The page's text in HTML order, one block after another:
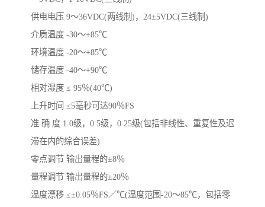
供电电压 9～36VDC(两线制)，24±5VDC(三线制)
介质温度 -30～+85℃
环境温度 -20～+85℃
储存温度 -40～+90℃
相对湿度 ≤ 95％(40℃)
上升时间 ≤5毫秒可达90％FS
准 确 度 1.0级，0.5级，0.25级(包括非线性、重复性及迟
滞在内的综合误差)
零点调节 输出量程的±8％
量程调节 输出量程的±20％
温度漂移 ≤±0.05％FS／℃(温度范围-20～85℃，包括零